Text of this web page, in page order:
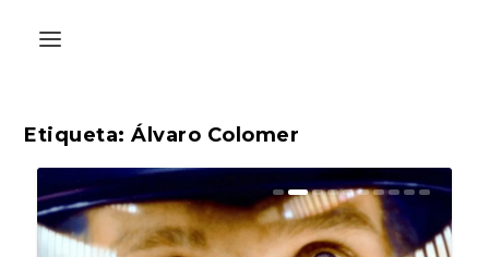
Etiqueta:Álvaro Colomer